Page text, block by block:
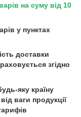
на суму від 10
у пунктах
доставки
згідно
яку країну
ваги продукції